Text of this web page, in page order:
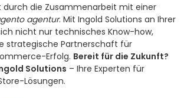
die Zusammenarbeit mit einer
agentur. Mit Ingold Solutions an Ihrer
nicht nur technisches Know-how,
strategische Partnerschaft für
Erfolg. Bereit für die Zukunft?
Solutions – Ihre Experten für
Lösungen.